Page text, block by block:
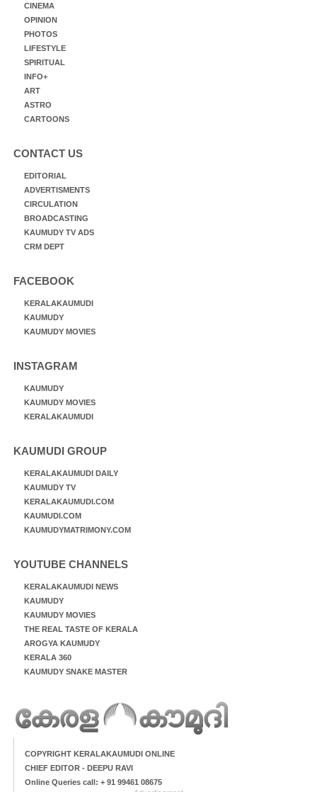
CINEMA
OPINION
PHOTOS
LIFESTYLE
SPIRITUAL
INFO+
ART
ASTRO
CARTOONS
CONTACT US
EDITORIAL
ADVERTISMENTS
CIRCULATION
BROADCASTING
KAUMUDY TV ADS
CRM DEPT
FACEBOOK
KERALAKAUMUDI
KAUMUDY
KAUMUDY MOVIES
INSTAGRAM
KAUMUDY
KAUMUDY MOVIES
KERALAKAUMUDI
KAUMUDI GROUP
KERALAKAUMUDI DAILY
KAUMUDY TV
KERALAKAUMUDI.COM
KAUMUDI.COM
KAUMUDYMATRIMONY.COM
YOUTUBE CHANNELS
KERALAKAUMUDI NEWS
KAUMUDY
KAUMUDY MOVIES
THE REAL TASTE OF KERALA
AROGYA KAUMUDY
KERALA 360
KAUMUDY SNAKE MASTER
COPYRIGHT KERALAKAUMUDI ONLINE
CHIEF EDITOR - DEEPU RAVI
Online Queries call: + 91 99461 08675